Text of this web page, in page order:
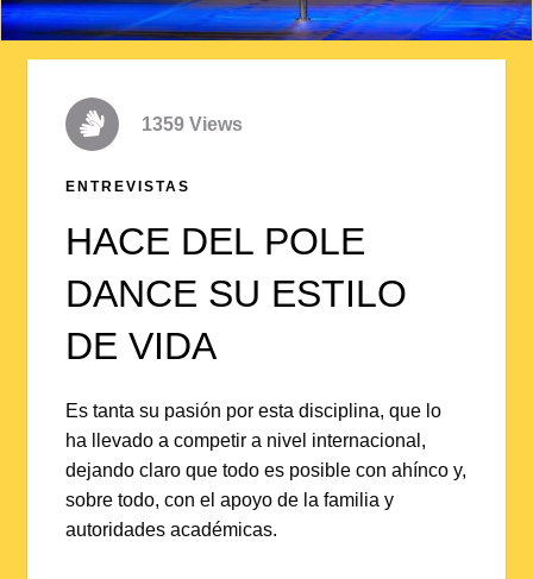
1359 Views
ENTREVISTAS
HACE DEL POLE
DANCE SU ESTILO
DE VIDA
Es tanta su pasión por esta disciplina, que lo
ha llevado a competir a nivel internacional,
dejando claro que todo es posible con ahínco y,
sobre todo, con el apoyo de la familia y
autoridades académicas.